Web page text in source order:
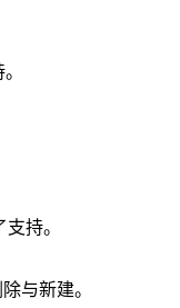
持。
与新建。